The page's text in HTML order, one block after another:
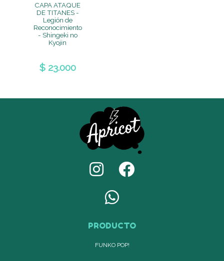
CAPA ATAQUE
DE TITANES -
Legión de
Reconocimiento
- Shingeki no
Kyojin
$ 23.000
PRODUCTO
FUNKO POP!